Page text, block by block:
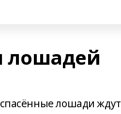
лошадей
спасённые лошади ждут